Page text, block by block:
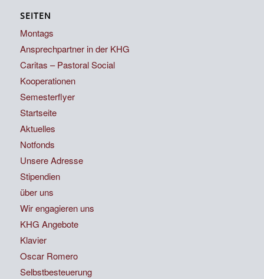
SEITEN
Montags
Ansprechpartner in der KHG
Caritas – Pastoral Social
Kooperationen
Semesterflyer
Startseite
Aktuelles
Notfonds
Unsere Adresse
Stipendien
über uns
Wir engagieren uns
KHG Angebote
Klavier
Oscar Romero
Selbstbesteuerung